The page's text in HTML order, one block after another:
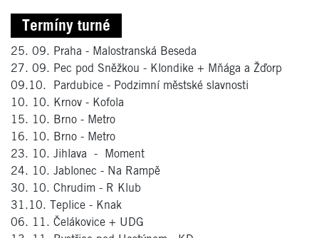
Termíny turné
25. 09. Praha - Malostranská Beseda
27. 09. Pec pod Sněžkou - Klondike + Mňága a Žďorp
09.10. Pardubice - Podzimní městské slavnosti
10. 10. Krnov - Kofola
15. 10. Brno - Metro
16. 10. Brno - Metro
23. 10. Jihlava - Moment
24. 10. Jablonec - Na Rampě
30. 10. Chrudim - R Klub
31.10. Teplice - Knak
06. 11. Čelákovice + UDG